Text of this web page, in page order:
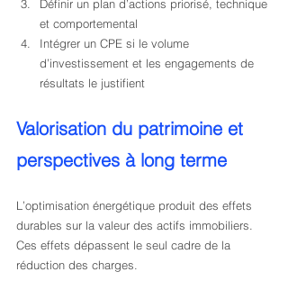
Définir un plan d’actions priorisé, technique
et comportemental
Intégrer un CPE si le volume
d’investissement et les engagements de
résultats le justifient
Valorisation du patrimoine et
perspectives à long terme
L’optimisation énergétique produit des effets
durables sur la valeur des actifs immobiliers.
Ces effets dépassent le seul cadre de la
réduction des charges.